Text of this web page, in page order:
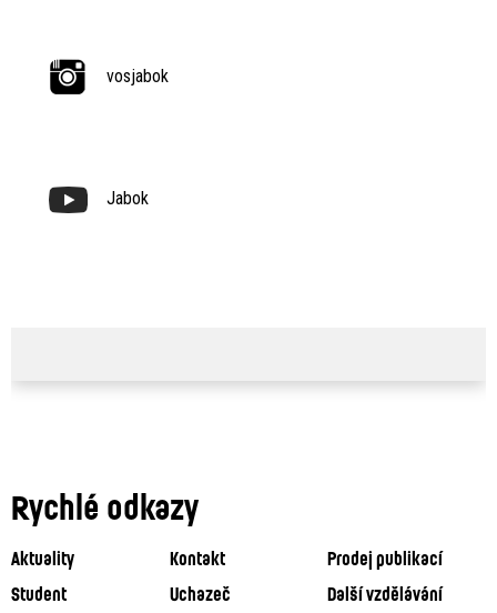
vosjabok
Jabok
Rychlé odkazy
Aktuality Kontakt
Prodej publikací
Student
Uchazeč
Další vzdělávání